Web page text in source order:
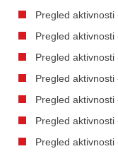
Pregled aktivnosti
Pregled aktivnosti
Pregled aktivnosti
Pregled aktivnosti
Pregled aktivnosti
Pregled aktivnosti
Pregled aktivnosti